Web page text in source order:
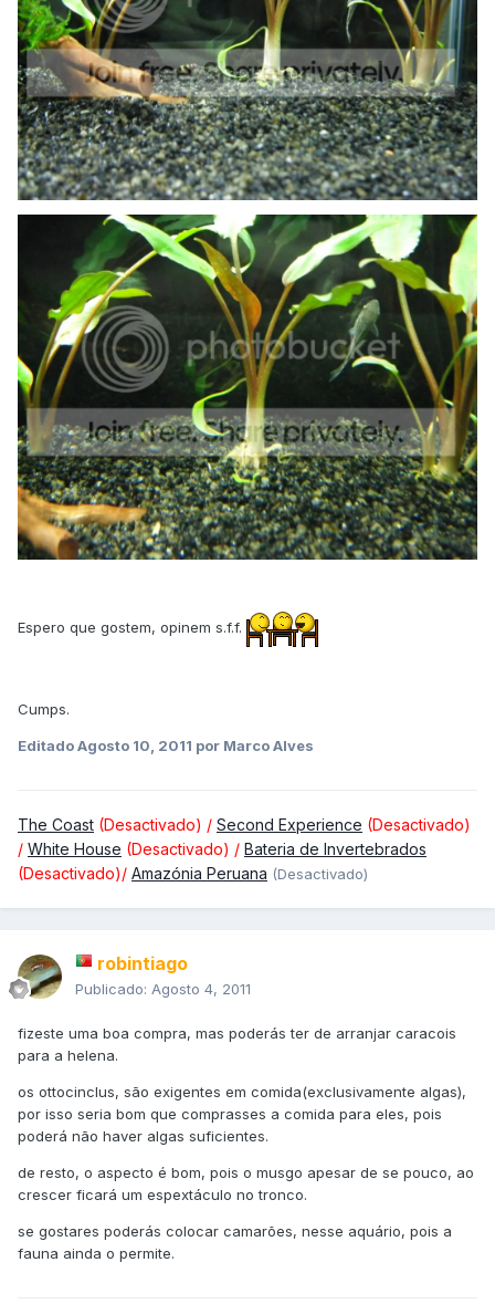
Espero que gostem, opinem s.f.f.
Cumps.
EditadoAgosto 10, 2011 por Marco Alves
The Coast (Desactivado) / Second Experience (Desactivado)
/ White House (Desactivado) / Bateria de Invertebrados
(Desactivado)/ Amazónia Peruana (Desactivado)
robintiago
Publicado: Agosto 4, 2011
fizeste uma boa compra, mas poderás ter de arranjar caracois
para a helena.
os ottocinclus, são exigentes em comida(exclusivamente algas),
por isso seria bom que comprasses a comida para eles, pois
poderá não haver algas suficientes.
de resto, o aspecto é bom, pois o musgo apesar de se pouco, ao
crescer ficará um espextáculo no tronco.
se gostares poderás colocar camarões, nesse aquário, pois a
fauna ainda o permite.